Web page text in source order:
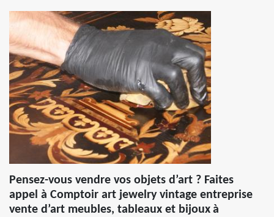
Pensez-vous vendre vos objets d’art ? Faites
appel à Comptoir art jewelry vintage entreprise
vente d’art meubles, tableaux et bijoux à